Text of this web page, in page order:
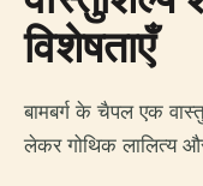
विशेषताएँ
बामबर्ग के चैपल एक
लेकर गोथिक लालित्य